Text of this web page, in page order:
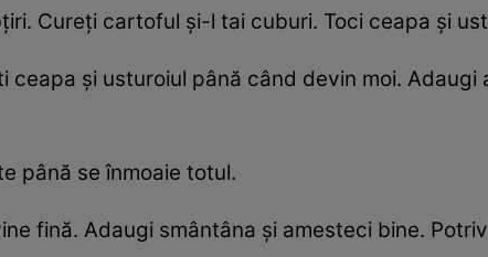
Cureți cartoful și-l tai cuburi. Toci ceapa și
ceapa și usturoiul până când devin moi.
până se înmoaie totul.
fină. Adaugi smântâna și amesteci bine.